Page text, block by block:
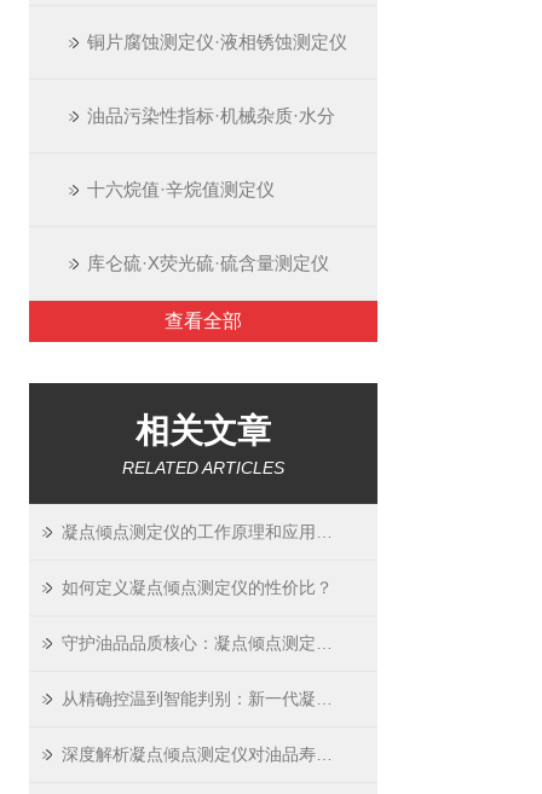
铜片腐蚀测定仪·液相锈蚀测定仪
油品污染性指标·机械杂质·水分
十六烷值·辛烷值测定仪
库仑硫·X荧光硫·硫含量测定仪
查看全部
相关文章
RELATED ARTICLES
如何定义凝点倾点测定仪的性价比？